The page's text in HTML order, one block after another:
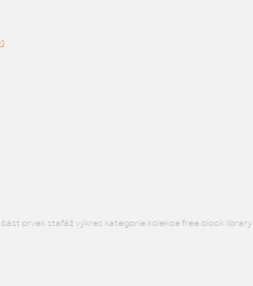
prvek stafáž výkres kategorie kolekce free block library